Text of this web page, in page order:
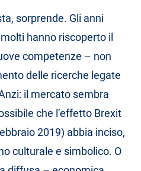
sorprende. Gli anni
hanno riscoperto il
competenze – non
delle ricerche legate
il mercato sembra
che l’effetto Brexit
2019) abbia inciso,
culturale e simbolico. O